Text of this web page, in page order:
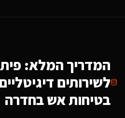
המדריך המלא:
לשירותים
בטיחות אשבחדרה